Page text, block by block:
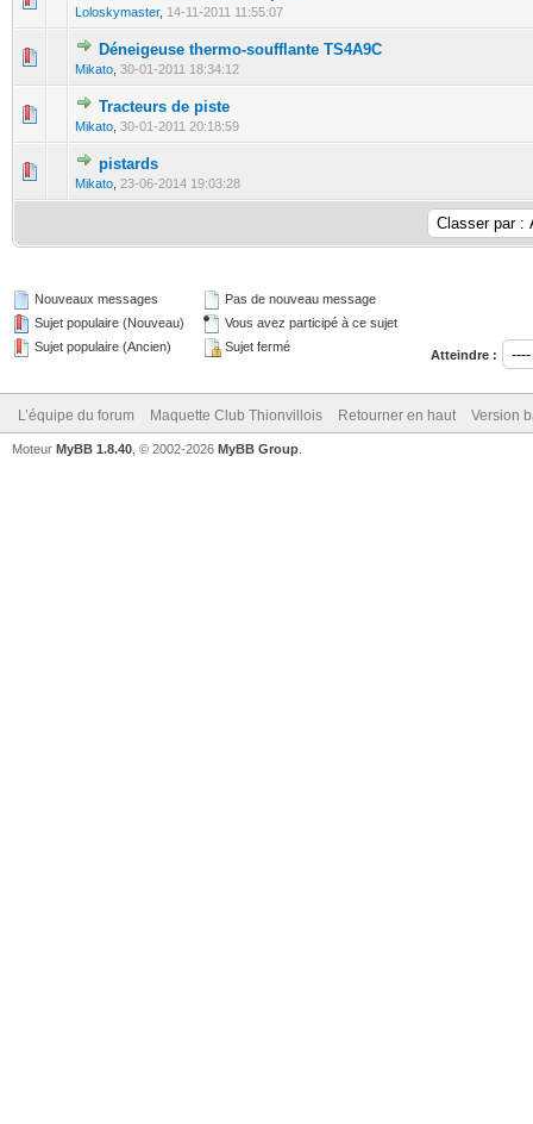
Loloskymaster, 14-11-2011 11:55:07
Déneigeuse thermo-soufflante TS4A9C
Mikato 30-01-2011 18:34:12
0 Votes - 0 sur 5 en moyenne
12345
Tracteurs de piste
Mikato 30-01-2011 20:18:59
0 Votes - 0 sur 5 en moyenne
pistards
Mikato 23-06-2014 19:03:28
0 Votes - 0 sur 5 en moyenne
Nouveaux messages
Sujet populaire (Nouveau)
Sujet populaire (Ancien)
Pas de nouveau message
Vous avez participé à ce sujet
Sujet fermé
Atteindre :
L’équipe du forum Maquette Club Thionvillois Retourner en haut Version
Moteur MyBB 1.8.40 , © 2002-2026 MyBB Group